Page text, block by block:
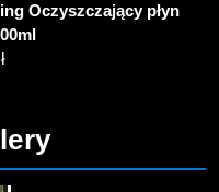
Oczyszczający płyn